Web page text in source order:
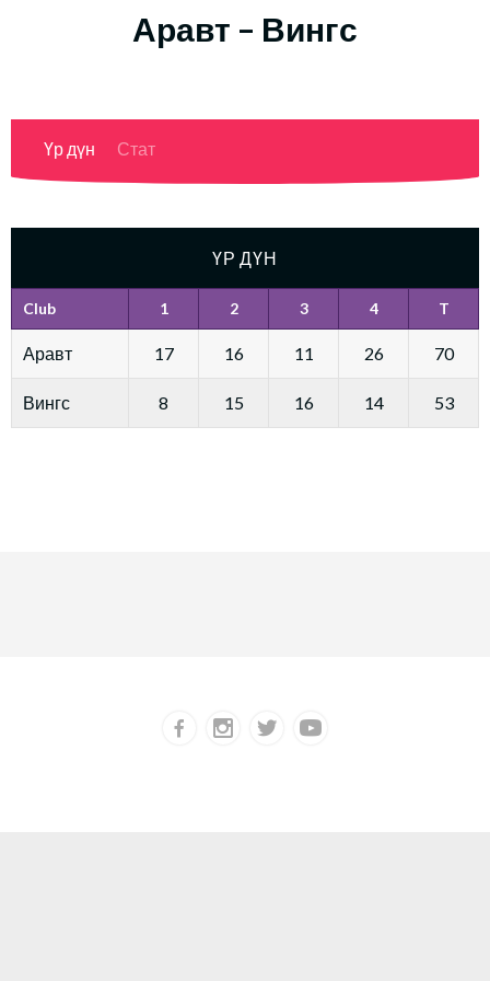
Аравт – Вингс
Үр дүн Стат
ҮР ДҮН
Club 1 2 3 4 T
Аравт 17 16 11 26 70
Вингс 8 15 16 14 53